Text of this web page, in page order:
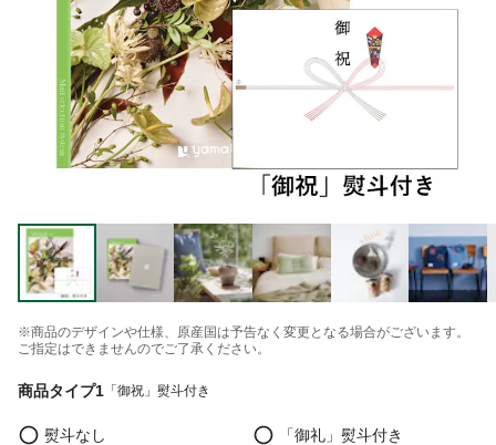
※商品のデザインや仕様、原産国は予告なく変更となる場合がございます。
ご指定はできませんのでご了承ください。
商品タイプ1 「御祝」熨斗付き
熨斗なし
「御礼」熨斗付き